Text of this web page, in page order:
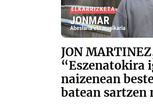
JON
“Eszenatokira
naizenean
batean sartzen